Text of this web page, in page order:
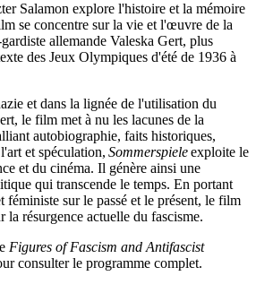
Salamon explore l'histoire et la mémoire
se concentre sur la vie et l'œuvre de la
allemande Valeska Gert, plus
des Jeux Olympiques d'été de 1936 à
et dans la lignée de l'utilisation du
le film met à nu les lacunes de la
autobiographie, faits historiques,
et spéculation, Sommerspieleexploite le
et du cinéma. Il génère ainsi une
qui transcende le temps. En portant
féministe sur le passé et le présent, le film
la résurgence actuelle du fascisme.
Figures of Fascism and Antifascist
consulter le programme complet.